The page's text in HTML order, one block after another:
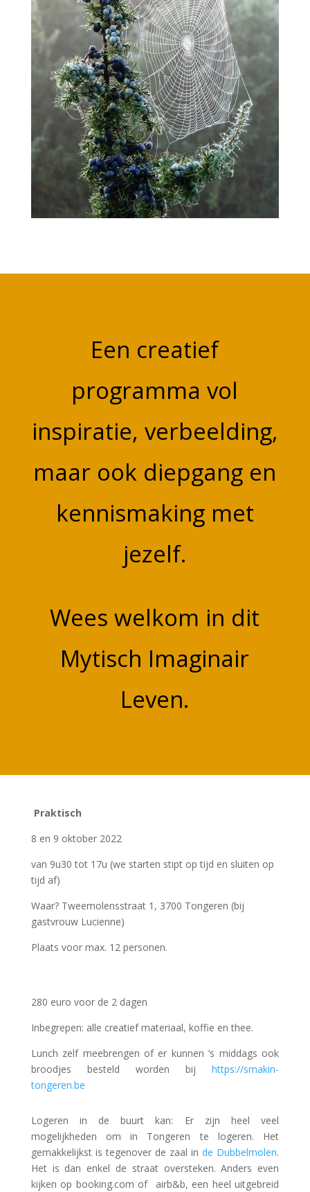
Een creatief
programma vol
inspiratie, verbeelding,
maar ook diepgang en
kennismaking met
jezelf.
Wees welkom in dit
Mytisch Imaginair
Leven.
Praktisch
8 en 9 oktober 2022
van 9u30 tot 17u (we starten stipt op tijd en sluiten op
tijd af)
Waar? Tweemolensstraat 1, 3700 Tongeren (bij
gastvrouw Lucienne)
Plaats voor max. 12 personen.
280 euro voor de 2 dagen
Inbegrepen: alle creatief materiaal, koffie en thee.
Lunch zelf meebrengen of er kunnen ‘s middags ook
broodjes besteld worden bijhttps://smakin-
tongeren.be
Logeren in de buurt kan: Er zijn heel veel
mogelijkheden om in Tongeren te logeren. Het
gemakkelijkst is tegenover de zaal inde Dubbelmolen.
Het is dan enkel de straat oversteken. Anders even
kijken op booking.com of airb&b, een heel uitgebreid